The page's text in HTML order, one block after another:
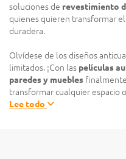
soluciones de revestimiento
quienes quieren transformar
duradera.
Olvídese de los diseños
limitados. ¡Con las películas
paredes y muebles
transformar cualquier espacio
Lee todo